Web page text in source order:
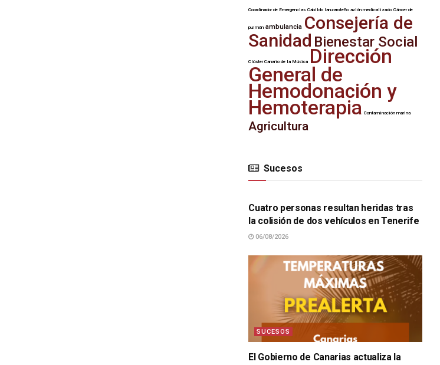
Coordinador de Emergencias Cabildo lanzaroteño avión medicalizado Cáncer de
pulmón ambulancia Consejería de
Sanidad Bienestar Social
Clúster Canario de la Música Dirección
General de
Hemodonación y
Hemoterapia Contaminación marina
Agricultura
Sucesos
SUCESOS
Cuatro personas resultan heridas tras
la colisión de dos vehículos en Tenerife
06/08/2026
SUCESOS
El Gobierno de Canarias actualiza la